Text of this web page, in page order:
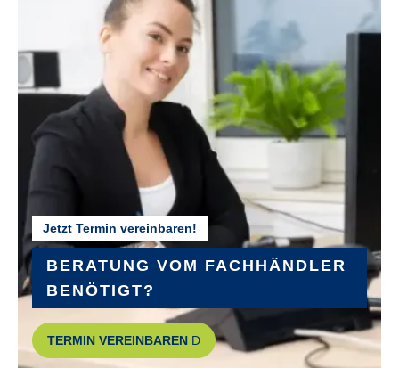
Jetzt Termin vereinbaren!
BERATUNG VOM FACHHÄNDLER
BENÖTIGT?
TERMIN VEREINBAREN